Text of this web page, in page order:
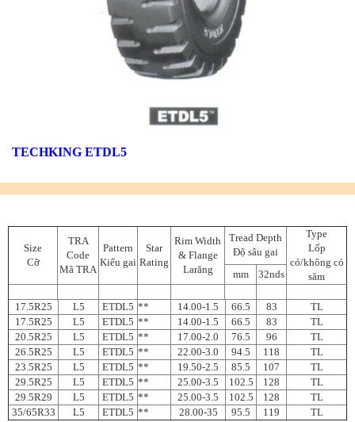
TECHKING ETDL5
Size
Cỡ
TRA
Code
Mã TRA
Pattern
Kiểu gai
Star
Rating
Rim Width
& Flange
Larăng
Tread Depth
Độ sâu gai
Type
Lốp
có/không có
săm
mm 32nds
17.5R25 L5 ETDL5 ** 14.00-1.5 66.5 83
TL
17.5R25
L5 ETDL5 ** 14.00-1.5 66.5 83
TL
20.5R25
L5 ETDL5 ** 17.00-2.0 76.5 96
TL
26.5R25
L5 ETDL5 ** 22.00-3.0 94.5 118
TL
23.5R25
L5 ETDL5 ** 19.50-2.5 85.5 107
TL
29.5R25
L5 ETDL5 ** 25.00-3.5 102.5 128
TL
29.5R29
L5 ETDL5 ** 25.00-3.5 102.5 128
TL
35/65R33
L5 ETDL5 ** 28.00-35 95.5 119 TL